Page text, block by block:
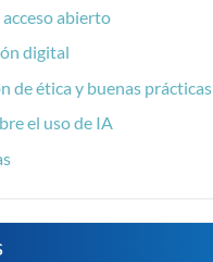
abierto
digital
de ética y buenas prácticas
el uso de IA